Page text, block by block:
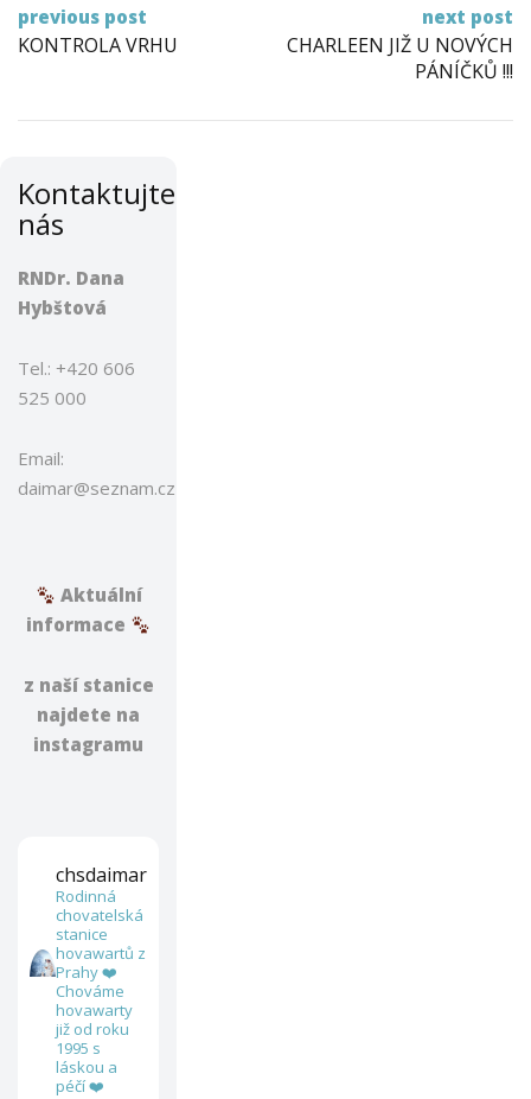
Post
navigation
previous post
KONTROLA VRHU
next post
CHARLEEN JIŽ U NOVÝCH
PÁNÍČKŮ !!!
Kontaktujte
nás
RNDr. Dana
Hybštová
Tel.: +420 606
525 000
Email:
daimar@seznam.cz
Aktuální
informace
z naší stanice
najdete na
instagramu
chsdaimar
Rodinná
chovatelská
stanice
hovawartů z
Prahy ❤️
Chováme
hovawarty
již od roku
1995 s
láskou a
péčí ❤️